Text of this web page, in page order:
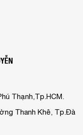
Thạnh,Tp.HCM.
Thanh Khê, Tp.Đà